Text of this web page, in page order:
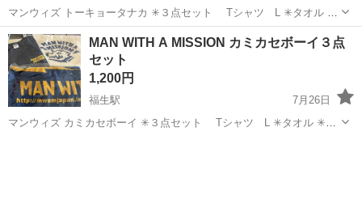
マンウィズ トーキョータナカ ✳︎３点セット Tシャツ L ✳︎タオル ✳︎
トートーバック 全て未使用 綺麗です！ しかしながら購入から年月が
たっていますので 経年劣化にご理解のある方のみお譲りいたします。
東京 福生市 福生駅 その他 MISSION
MAN WITH A MISSION カミカセボーイ３点
セット
1,200円
福生駅
7月26日
マンウィズ カミカセボーイ ✳︎３点セット Tシャツ L ✳︎タオル ✳︎ト